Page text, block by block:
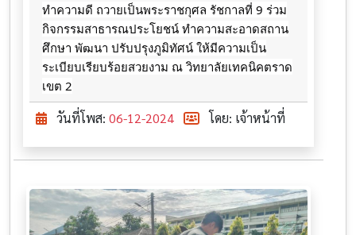
ทำความดี ถวายเป็นพระราชกุศล รัชกาลที่ 9 ร่วม
กิจกรรมสาธารณประโยชน์ ทำความสะอาดสถาน
ศึกษา พัฒนา ปรับปรุงภูมิทัศน์ ให้มีความเป็น
ระเบียบเรียบร้อยสวยงาม ณ วิทยาลัยเทคนิคตราด
เขต 2
วันที่โพส: 06-12-2024 โดย: เจ้าหน้าที่